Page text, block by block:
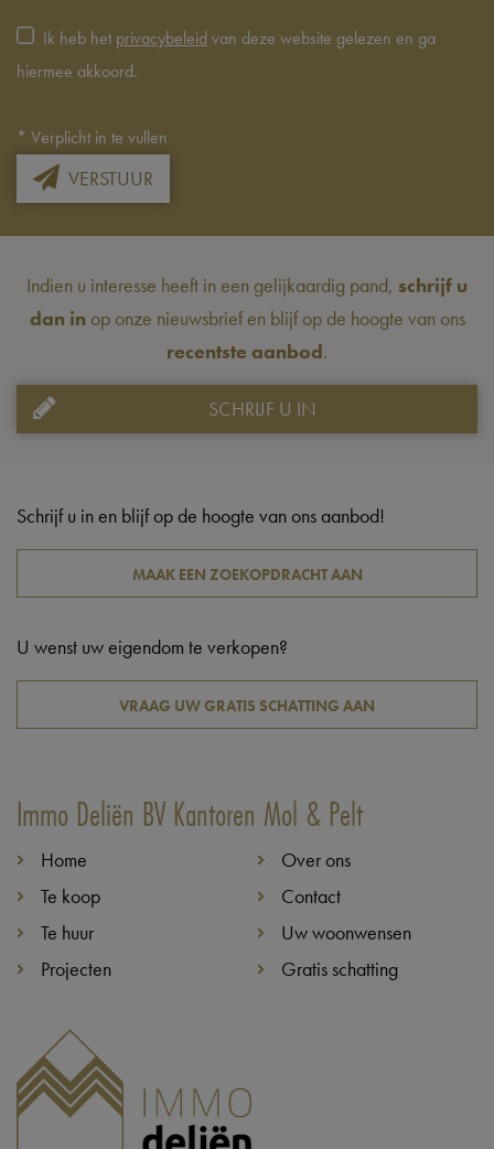
Ik heb hetprivacybeleidvan deze website gelezen en ga
hiermee akkoord.
* Verplicht in te vullen
VERSTUUR
Indien u interesse heeft in een gelijkaardig pand, schrijf u
dan in op onze nieuwsbrief en blijf op de hoogte van ons
recentste aanbod.
SCHRIJF U IN
Immo Deliën BV Kantoren Mol & Pelt
Home
Te koop
Te huur
Projecten
Over ons
Contact
Uw woonwensen
Gratis schatting
Schrijf u in en blijf op de hoogte van ons aanbod!
MAAK EEN ZOEKOPDRACHT AAN
U wenst uw eigendom te verkopen?
VRAAG UW GRATIS SCHATTING AAN